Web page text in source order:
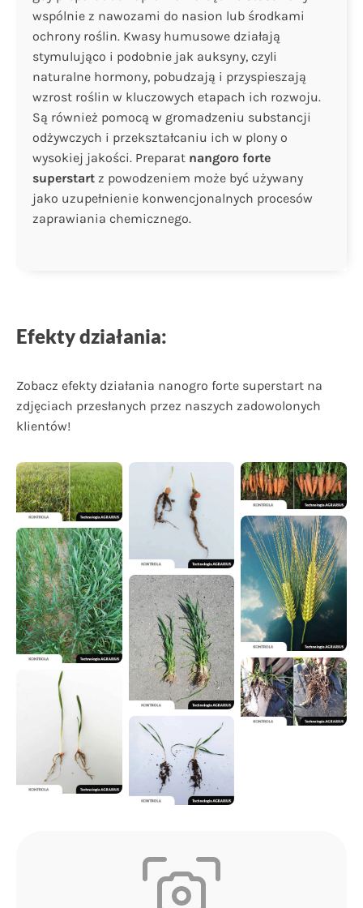
wspólnie z nawozami do nasion lub środkami
ochrony roślin. Kwasy humusowe działają
stymulująco i podobnie jak auksyny, czyli
naturalne hormony, pobudzają i przyspieszają
wzrost roślin w kluczowych etapach ich rozwoju.
Są również pomocą w gromadzeniu substancji
odżywczych i przekształcaniu ich w plony o
wysokiej jakości. Preparat nangoro forte
superstart z powodzeniem może być używany
jako uzupełnienie konwencjonalnych procesów
zaprawiania chemicznego.
Efekty działania:
Zobacz efekty działania nanogro forte superstart na
zdjęciach przesłanych przez naszych zadowolonych
klientów!